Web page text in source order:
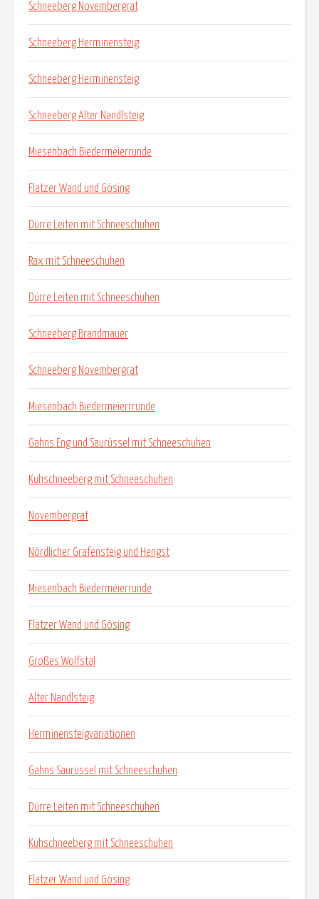
Schneeberg Novembergrat
Schneeberg Herminensteig
Schneeberg Herminensteig
Schneeberg Alter Nandlsteig
Miesenbach Biedermeierrunde
Flatzer Wand und Gösing
Dürre Leiten mit Schneeschuhen
Rax mit Schneeschuhen
Dürre Leiten mit Schneeschuhen
Schneeberg Brandmauer
Schneeberg Novembergrat
Miesenbach Biedermeierrrunde
Gahns Eng und Saurüssel mit Schneeschuhen
Kuhschneeberg mit Schneeschuhen
Novembergrat
Nördlicher Grafensteig und Hengst
Miesenbach Biedermeierrunde
Flatzer Wand und Gösing
Großes Wolfstal
Alter Nandlsteig
Herminensteigvariationen
Gahns Saurüssel mit Schneeschuhen
Dürre Leiten mit Schneeschuhen
Kuhschneeberg mit Schneeschuhen
Flatzer Wand und Gösing